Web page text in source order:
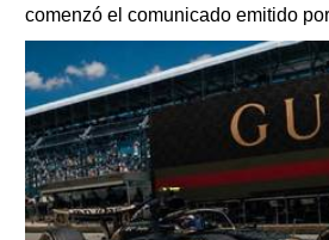
comenzó el comunicado emitido